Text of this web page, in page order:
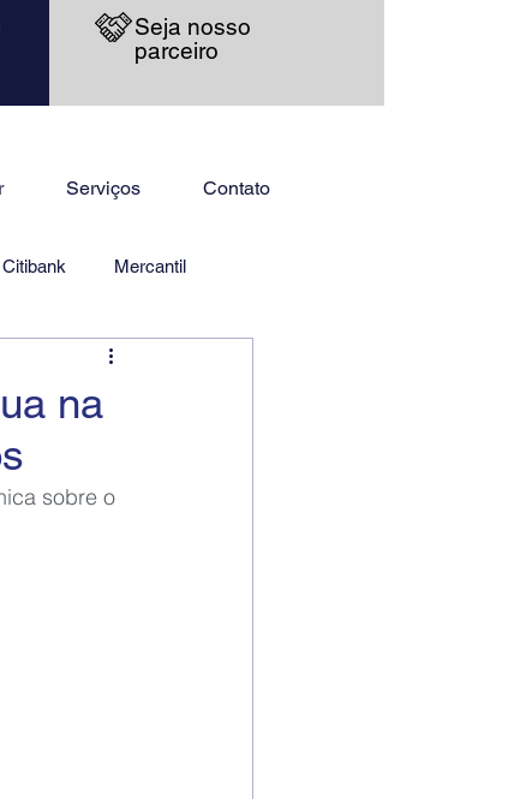
Seja nosso
parceiro
Serviços Contato
Citibank Mercantil
na
sobre o